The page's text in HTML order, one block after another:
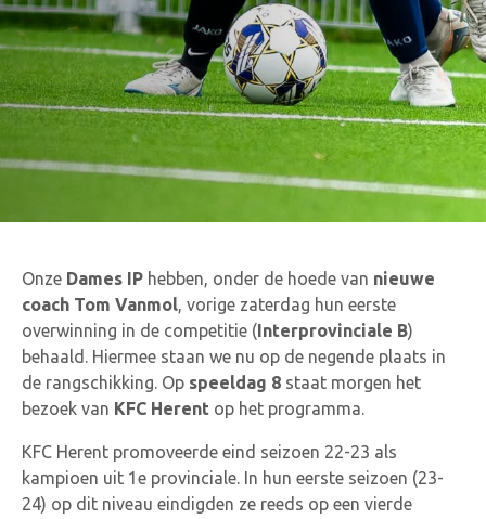
Onze Dames IP hebben, onder de hoede van nieuwe
coach Tom Vanmol, vorige zaterdag hun eerste
overwinning in de competitie (Interprovinciale B)
behaald. Hiermee staan we nu op de negende plaats in
de rangschikking. Op speeldag 8 staat morgen het
bezoek van KFC Herent op het programma.
KFC Herent promoveerde eind seizoen 22-23 als
kampioen uit 1e provinciale. In hun eerste seizoen (23-
24) op dit niveau eindigden ze reeds op een vierde